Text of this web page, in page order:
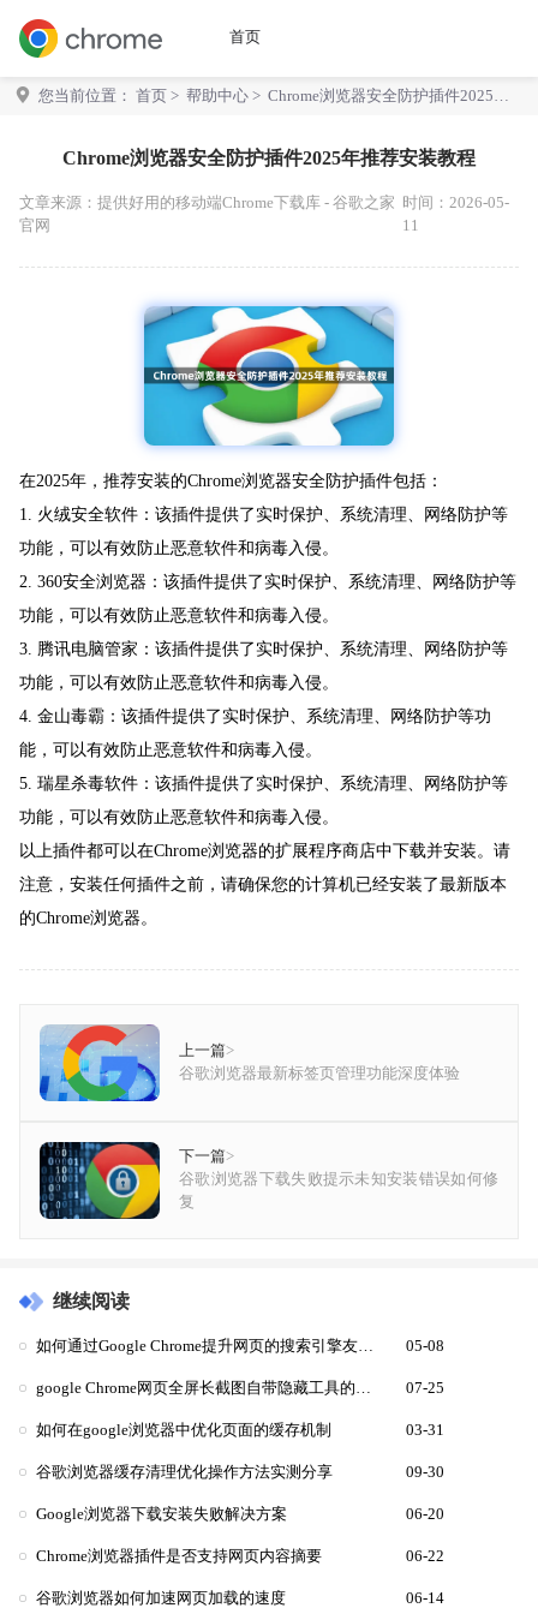
首页
您当前位置： 首页 > 帮助中心 > Chrome浏览器安全防护插件2025年
Chrome浏览器安全防护插件2025年推荐安装教程
文章来源： 提供好用的移动端Chrome下载库 - 谷歌之家
官网
时间：2026-05-
11
在2025年，推荐安装的Chrome浏览器安全防护插件包括：
1. 火绒安全软件：该插件提供了实时保护、系统清理、网络防护等
功能，可以有效防止恶意软件和病毒入侵。
2. 360安全浏览器：该插件提供了实时保护、系统清理、网络防护等
功能，可以有效防止恶意软件和病毒入侵。
3. 腾讯电脑管家：该插件提供了实时保护、系统清理、网络防护等
功能，可以有效防止恶意软件和病毒入侵。
4. 金山毒霸：该插件提供了实时保护、系统清理、网络防护等功
能，可以有效防止恶意软件和病毒入侵。
5. 瑞星杀毒软件：该插件提供了实时保护、系统清理、网络防护等
功能，可以有效防止恶意软件和病毒入侵。
以上插件都可以在Chrome浏览器的扩展程序商店中下载并安装。请
注意，安装任何插件之前，请确保您的计算机已经安装了最新版本
的Chrome浏览器。
上一篇>
谷歌浏览器最新标签页管理功能深度体验
下一篇>
谷歌浏览器下载失败提示未知安装错误如何修
复
继续阅读
05-08
07-25
如何在google浏览器中优化页面的缓存机制 03-31
谷歌浏览器缓存清理优化操作方法实测分享 09-30
Google浏览器下载安装失败解决方案 06-20
Chrome浏览器插件是否支持网页内容摘要 06-22
谷歌浏览器如何加速网页加载的速度 06-14